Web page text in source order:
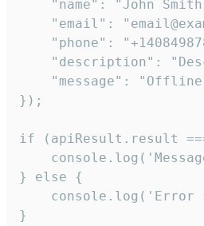
"name": "John
"email":
"phone":
"description":
"message":
});
if (apiResult.result
} else {
console.log('Error
}